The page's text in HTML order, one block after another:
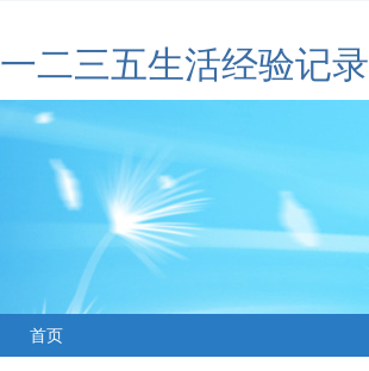
一二三五生活经验记录
首页